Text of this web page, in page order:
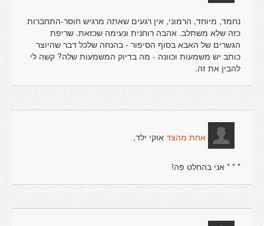
נחמד, מיוחד, הרמוני, אין רגעים שאתה מרגיש חוסר-התחברות
כזה שלא משתלב. אהבה רוחנית ונעימה שכזאת. שריפת
הגשרים של האבא בסוף הסיפור - בהנחה שלכל דבר שהיוצר
כותב יש משמעות וכוונה - מה בדיוק המשמעות שלה? קשה לי
להבין את זה.
אחת מהצד אוקי ילד,
* * * אני בהחלט פה!